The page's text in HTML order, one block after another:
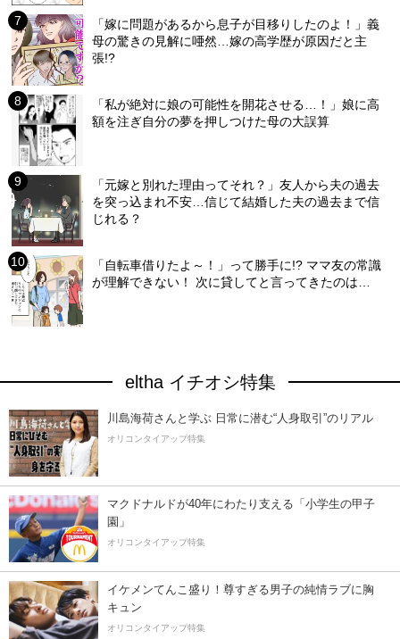
「嫁に問題があるから息子が目移りしたのよ！」義
母の驚きの見解に唖然…嫁の高学歴が原因だと主
張!?
「私が絶対に娘の可能性を開花させる…！」娘に高
額を注ぎ自分の夢を押しつけた母の大誤算
「元嫁と別れた理由ってそれ？」友人から夫の過去
を突っ込まれ不安…信じて結婚した夫の過去まで信
じれる？
「自転車借りたよ～！」って勝手に!? ママ友の常識
が理解できない！ 次に貸してと言ってきたのは…
eltha イチオシ特集
川島海荷さんと学ぶ 日常に潜む“人身取引”のリアル
オリコンタイアップ特集
マクドナルドが40年にわたり支える「小学生の甲子
園」
オリコンタイアップ特集
イケメンてんこ盛り！尊すぎる男子の純情ラブに胸
キュン
オリコンタイアップ特集